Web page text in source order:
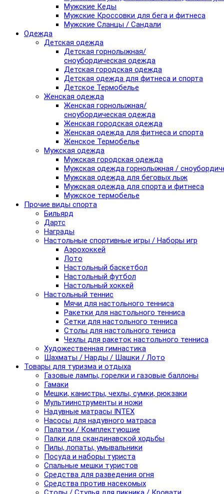
Мужские Кеды
Мужские Кроссовки для бега и фитнеса
Мужские Сланцы / Сандали
Одежда
Детская одежда
Детская горнолыжная/
сноубордическая одежда
Детская городская одежда
Детская одежда для фитнеса и спорта
Детское Термобелье
Женская одежда
Женская горнолыжная/
сноубордическая одежда
Женская городская одежда
Женская одежда для фитнеса и спорта
Женское Термобелье
Мужская одежда
Мужская городская одежда
Мужская одежда горнолыжная /
Мужская одежда для беговых лыж
Мужская одежда для спорта и фитнеса
Мужское термобелье
Прочие виды спорта
Бильярд
Дартс
Награды
Настольные спортивные игры / Наборы игр
Аэрохоккей
Лото
Настольный баскетбол
Настольный футбол
Настольный хоккей
Настольный теннис
Мячи для настольного тенниса
Ракетки для настольного тенниса
Сетки для настольного тенниса
Столы для настольного тениса
Чехлы для ракеток настольного тенниса
Художественная гимнастика
Шахматы / Нарды / Шашки / Лото
Товары для туризма и отдыха
Газовые лампы, горелки и газовые баллоны
Гамаки
Мешки, канистры, чехлы, сумки, рюкзаки
Мультиинструменты и ножи
Надувные матрасы INTEX
Насосы для надувного матраса
Палатки / Комплектующие
Палки для скандинавской ходьбы
Пилы, лопаты, умывальники
Посуда и наборы туриста
Спальные мешки туристов
Средства для разведения огня
Средства против насекомых